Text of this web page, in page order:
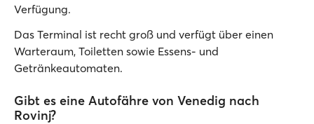
Verfügung.
Das Terminal ist recht groß und verfügt über einen
Warteraum, Toiletten sowie Essens- und
Getränkeautomaten.
Gibt es eine Autofähre von Venedig nach
Rovinj?